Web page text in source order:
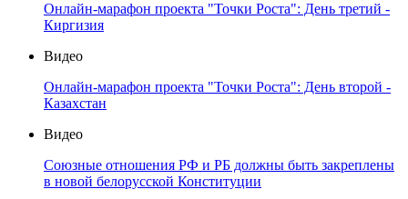
Онлайн-марафон проекта "Точки Роста": День третий -
Киргизия
Видео
Онлайн-марафон проекта "Точки Роста": День второй -
Казахстан
Видео
Союзные отношения РФ и РБ должны быть закреплены
в новой белорусской Конституции